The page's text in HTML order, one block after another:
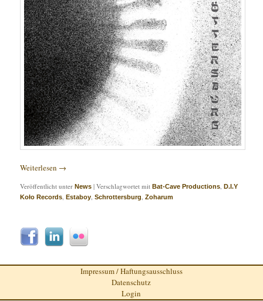
Weiterlesen →
Veröffentlicht unter News |Verschlagwortet mit Bat-Cave Productions,D.I.Y
Koło Records,Estaboy,Schrottersburg,Zoharum
Impressum / Haftungsausschluss
Datenschutz
Login